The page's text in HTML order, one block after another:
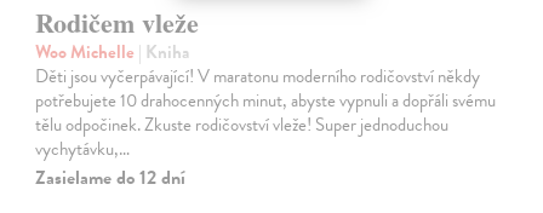
Rodičem vleže
Woo Michelle | Kniha
Děti jsou vyčerpávající! V maratonu moderního rodičovství někdy
potřebujete 10 drahocenných minut, abyste vypnuli a dopřáli svému
tělu odpočinek. Zkuste rodičovství vleže! Super jednoduchou
vychytávku,…
Zasielame do 12 dní